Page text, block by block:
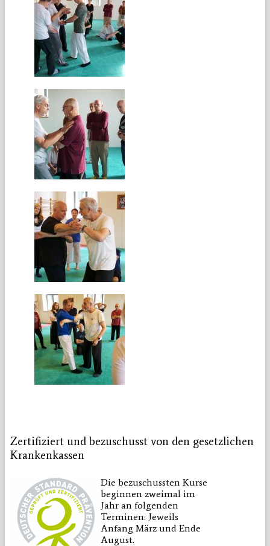
Zertifiziert und bezuschusst von den gesetzlichen
Krankenkassen
Die bezuschussten Kurse
beginnen zweimal im
Jahr an folgenden
Terminen: Jeweils
Anfang März und Ende
August.